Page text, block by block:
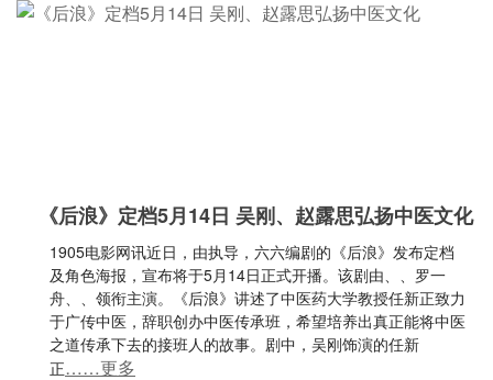
《后浪》定档5月14日 吴刚、赵露思弘扬中医文化
1905电影网讯近日，由执导，六六编剧的《后浪》发布定档
及角色海报，宣布将于5月14日正式开播。该剧由、、罗一
舟、、领衔主演。《后浪》讲述了中医药大学教授任新正致力
于广传中医，辞职创办中医传承班，希望培养出真正能将中医
之道传承下去的接班人的故事。剧中，吴刚饰演的任新
正……更多